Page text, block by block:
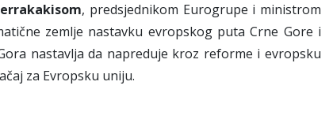
, predsjednikom Eurogrupe i ministrom
zemlje nastavku evropskog puta Crne Gore i
nastavlja da napreduje kroz reforme i evropsku
za Evropsku uniju.